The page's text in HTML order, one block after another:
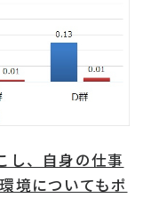
し、自身の仕事
境についてもポ